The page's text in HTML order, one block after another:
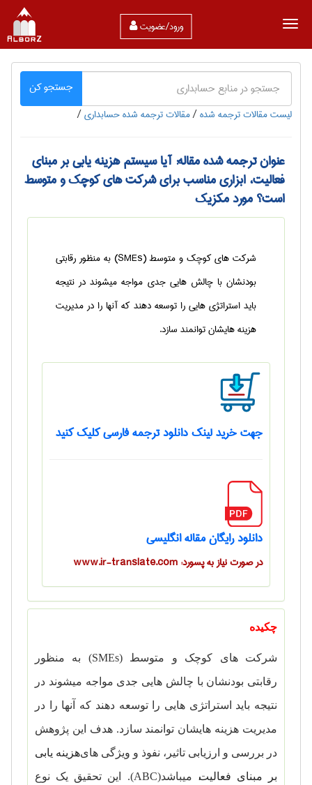
ورود/عضویت
جستجو کن
لیست مقالات ترجمه شده/مقالات ترجمه شده حسابداری/
عنوان ترجمه شده مقاله: آیا سیستم هزینه یابی بر مبنای
فعالیت، ابزاری مناسب برای شرکت های کوچک و متوسط
است؟ مورد مکزیک
شرکت های کوچک و متوسط (SMEs) به منظور رقابتی
بودنشان با چالش هایی جدی مواجه میشوند در نتیجه
باید استراتژی هایی را توسعه دهند که آنها را در مدیریت
هزینه هایشان توانمند سازد.
جهت خرید لینک دانلود ترجمه فارسی کلیک کنید
دانلود رایگان مقاله انگلیسی
در صورت نیاز به پسورد: www.ir-translate.com
چکیده
شرکت های کوچک و متوسط (SMEs) به منظور
رقابتی بودنشان با چالش هایی جدی مواجه میشوند در
نتیجه باید استراتژی هایی را توسعه دهند که آنها را در
مدیریت هزینه هایشان توانمند سازد. هدف این پژوهش
در بررسی و ارزیابی تاثیر، نفوذ و ویژگی هایهزینه یابی
بر مبنای فعالیت، میباشد(ABC). این تحقیق یک نوع